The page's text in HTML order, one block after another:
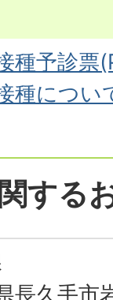
種予診票
種につい
する
長久手市